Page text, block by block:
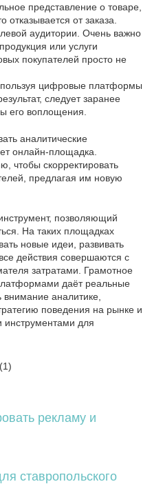
представление о товаре,
отказывается от заказа.
аудитории. Очень важно
или услуги
покупателей просто не
цифровые платформы
следует заранее
его воплощения.
аналитические
онлайн-площадка.
чтобы скорректировать
предлагая им новую
позволяющий
На таких площадках
новые идеи, развивать
действия совершаются с
затратами. Грамотное
даёт реальные
аналитике,
поведения на рынке и
инструментами для
(1)
рекламу и
ставропольского